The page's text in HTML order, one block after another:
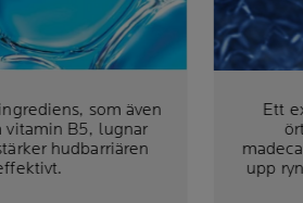
som även
vitamin B5, lugnar
hudbarriären
Ett
upp